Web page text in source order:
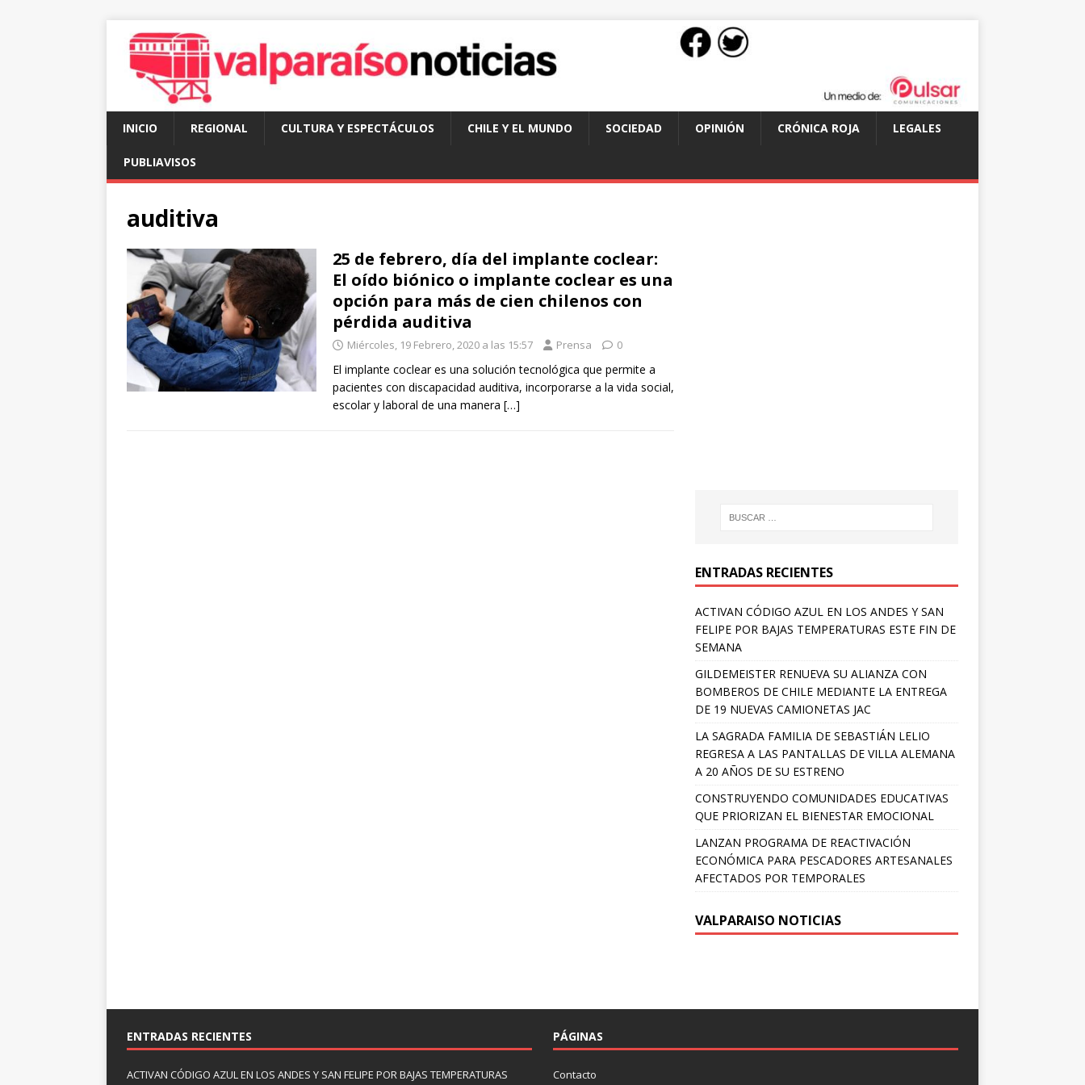
INICIO REGIONAL CULTURA Y ESPECTÁCULOS CHILE Y EL MUNDO SOCIEDAD OPINIÓN CRÓNICA ROJA LEGALES
PUBLIAVISOS
auditiva
25 de febrero, día del implante coclear:
El oído biónico o implante coclear es una
opción para más de cien chilenos con
pérdida auditiva
Miércoles, 19 Febrero, 2020 a las 15:57 Prensa 0
El implante coclear es una solución tecnológica que permite a
pacientes con discapacidad auditiva, incorporarse a la vida social,
escolar y laboral de una manera […]
ENTRADAS RECIENTES
ACTIVAN CÓDIGO AZUL EN LOS ANDES Y SAN
FELIPE POR BAJAS TEMPERATURAS ESTE FIN DE
SEMANA
GILDEMEISTER RENUEVA SU ALIANZA CON
BOMBEROS DE CHILE MEDIANTE LA ENTREGA
DE 19 NUEVAS CAMIONETAS JAC
LA SAGRADA FAMILIA DE SEBASTIÁN LELIO
REGRESA A LAS PANTALLAS DE VILLA ALEMANA
A 20 AÑOS DE SU ESTRENO
CONSTRUYENDO COMUNIDADES EDUCATIVAS
QUE PRIORIZAN EL BIENESTAR EMOCIONAL
LANZAN PROGRAMA DE REACTIVACIÓN
ECONÓMICA PARA PESCADORES ARTESANALES
AFECTADOS POR TEMPORALES
VALPARAISO NOTICIAS
ENTRADAS RECIENTES
ACTIVAN CÓDIGO AZUL EN LOS ANDES Y SAN FELIPE POR BAJAS TEMPERATURAS
PÁGINAS
Contacto